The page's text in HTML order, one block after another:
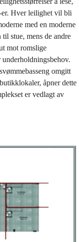
er. Hver leilighet vil bli
med en moderne
stue, mens de andre
mot romslige
omgitt
åpner dette
er vedlagt av